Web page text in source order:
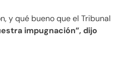
y qué bueno que el Tribunal
impugnación”, dijo